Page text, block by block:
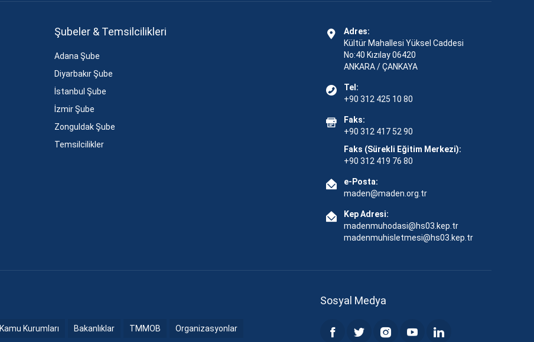
Şubeler & Temsilcilikleri
Adana Şube
Diyarbakır Şube
İstanbul Şube
İzmir Şube
Zonguldak Şube
Temsilcilikler
Adres:
Kültür Mahallesi Yüksel Caddesi
No:40 Kızılay 06420
ANKARA / ÇANKAYA
Tel:
+90 312 425 10 80
Faks:
+90 312 417 52 90
Faks (Sürekli Eğitim Merkezi):
+90 312 419 76 80
e-Posta:
maden@maden.org.tr
Kep Adresi:
madenmuhodasi@hs03.kep.tr
madenmuhisletmesi@hs03.kep.tr
Kamu Kurumları Bakanlıklar TMMOB Organizasyonlar
Sosyal Medya